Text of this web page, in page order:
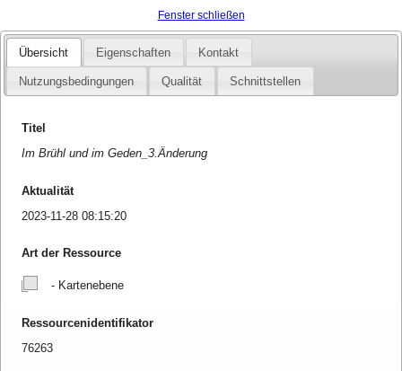
Fenster schließen
Übersicht Eigenschaften Kontakt
Nutzungsbedingungen Qualität Schnittstellen
Titel
Im Brühl und im Geden_3.Änderung
Aktualität
2023-11-28 08:15:20
Art der Ressource
- Kartenebene
Ressourcenidentifikator
76263